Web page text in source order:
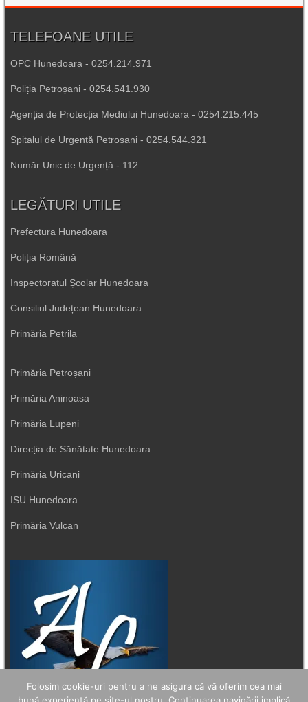
TELEFOANE UTILE
OPC Hunedoara - 0254.214.971
Poliția Petroșani - 0254.541.930
Agenția de Protecția Mediului Hunedoara - 0254.215.445
Spitalul de Urgență Petroșani - 0254.544.321
Număr Unic de Urgență - 112
LEGĂTURI UTILE
Prefectura Hunedoara
Poliția Română
Inspectoratul Școlar Hunedoara
Consiliul Județean Hunedoara
Primăria Petrila
Primăria Petroșani
Primăria Aninoasa
Primăria Lupeni
Direcția de Sănătate Hunedoara
Primăria Uricani
ISU Hunedoara
Primăria Vulcan
Folosim cookie-uri pentru a ne asigura că vă oferim cea mai